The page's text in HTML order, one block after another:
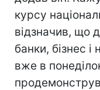
курсу
відзначив, що
банки, бізнес
вже в